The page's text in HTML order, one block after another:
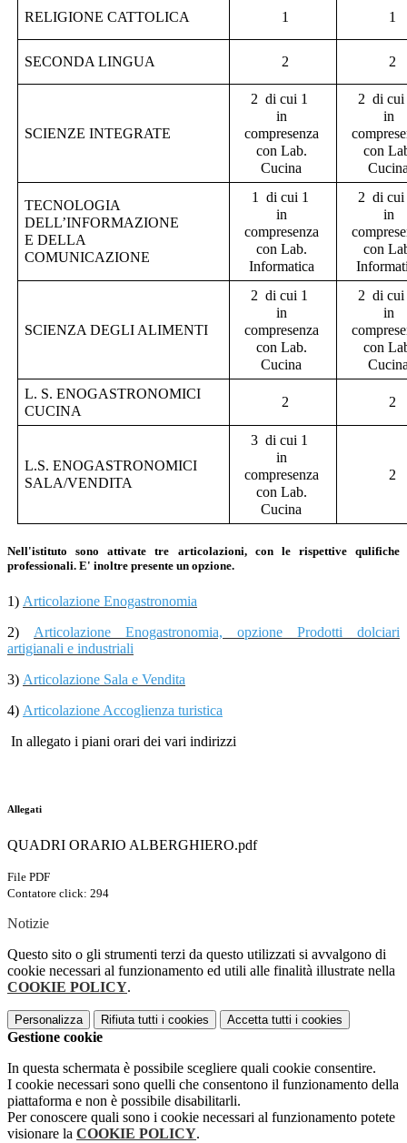
RELIGIONE CATTOLICA 1 1
SECONDA LINGUA 2 2
SCIENZE INTEGRATE
2 di cui 1
in
compresenza
con Lab.
Cucina
2 di
in
con
TECNOLOGIA
DELL’INFORMAZIONE
E DELLA
COMUNICAZIONE
1 di cui 1
in
compresenza
con Lab.
Informatica
2 di
in
con
SCIENZA DEGLI ALIMENTI
2 di cui 1
in
compresenza
con Lab.
Cucina
2 di
in
con
L. S. ENOGASTRONOMICI
CUCINA
2 2
L.S. ENOGASTRONOMICI
SALA/VENDITA
3 di cui 1
in
compresenza
con Lab.
Cucina
2
Nell'istituto sono attivatetre articolazioni, con le rispettive qulifiche
professionali. E' inoltre presente un opzione.
1) Articolazione Enogastronomia
2) Articolazione Enogastronomia, opzione Prodotti dolciari
artigianali e industriali
3) Articolazione Sala e Vendita
4) Articolazione Accoglienza turistica
In allegato i piani orari dei vari indirizzi
Allegati
QUADRI ORARIO ALBERGHIERO.pdf
File PDF
Contatore click: 294
Notizie
Questo sito o gli strumenti terzi da questo utilizzati si avvalgono di
cookie necessari al funzionamento ed utili alle finalità illustrate nella
COOKIE POLICY.
Personalizza Rifiuta tutti i cookies Accetta tutti i cookies
Gestione cookie
In questa schermata è possibile scegliere quali cookie consentire.
I cookie necessari sono quelli che consentono il funzionamento della
piattaforma e non è possibile disabilitarli.
Per conoscere quali sono i cookie necessari al funzionamento potete
visionare la COOKIE POLICY.